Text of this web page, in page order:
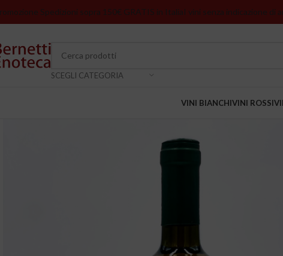
Spedizioni sopra 150€ GRATIS in ItaliaI vini senza indicazione di
SCEGLI CATEGORIA
VINI BIANCHIVINI ROSSI